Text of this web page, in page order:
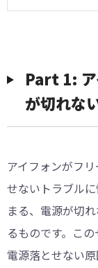
Part 1: ア
が切れな
アイフォンがフ
せないトラブル
まる、電源が切
るものです。こ
電源落とせない